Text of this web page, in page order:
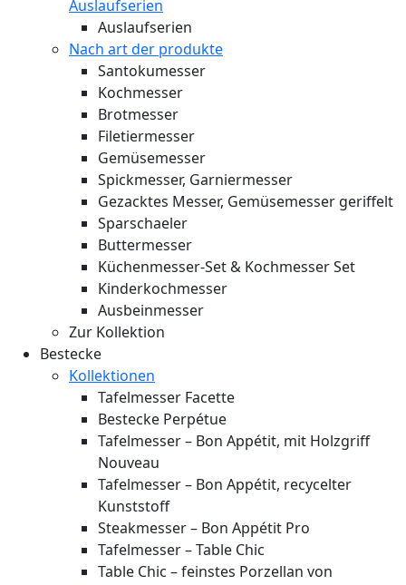
Auslaufserien
Auslaufserien
Nach art der produkte
Santokumesser
Kochmesser
Brotmesser
Filetiermesser
Gemüsemesser
Spickmesser, Garniermesser
Gezacktes Messer, Gemüsemesser geriffelt
Sparschaeler
Buttermesser
Küchenmesser-Set & Kochmesser Set
Kinderkochmesser
Ausbeinmesser
Zur Kollektion
Bestecke
Kollektionen
Tafelmesser Facette
Bestecke Perpétue
Tafelmesser – Bon Appétit, mit Holzgriff
Nouveau
Tafelmesser – Bon Appétit, recycelter
Kunststoff
Steakmesser – Bon Appétit Pro
Tafelmesser – Table Chic
Table Chic – feinstes Porzellan von